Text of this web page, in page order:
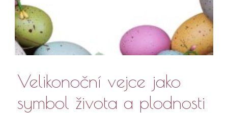
Velikonoční vejce jako
symbol života a plodnosti